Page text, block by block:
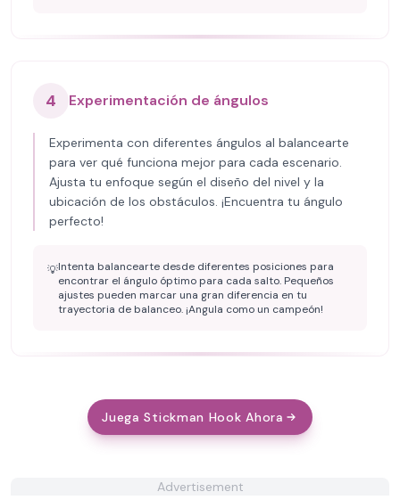
4 Experimentación de ángulos
Experimenta con diferentes ángulos al balancearte
para ver qué funciona mejor para cada escenario.
Ajusta tu enfoque según el diseño del nivel y la
ubicación de los obstáculos. ¡Encuentra tu ángulo
perfecto!
💡Intenta balancearte desde diferentes posiciones para
encontrar el ángulo óptimo para cada salto. Pequeños
ajustes pueden marcar una gran diferencia en tu
trayectoria de balanceo. ¡Angula como un campeón!
Juega Stickman Hook Ahora
Advertisement